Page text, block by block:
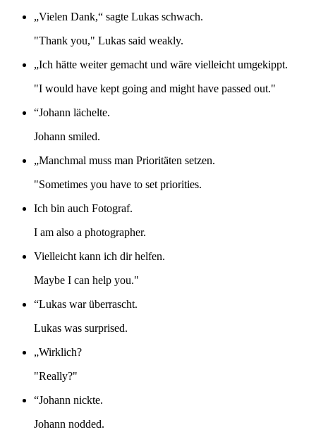
„Vielen Dank,“ sagte Lukas schwach.
"Thank you," Lukas said weakly.
„Ich hätte weiter gemacht und wäre vielleicht umgekippt.
"I would have kept going and might have passed out."
“Johann lächelte.
Johann smiled.
„Manchmal muss man Prioritäten setzen.
"Sometimes you have to set priorities.
Ich bin auch Fotograf.
I am also a photographer.
Vielleicht kann ich dir helfen.
Maybe I can help you."
“Lukas war überrascht.
Lukas was surprised.
„Wirklich?
"Really?"
“Johann nickte.
Johann nodded.